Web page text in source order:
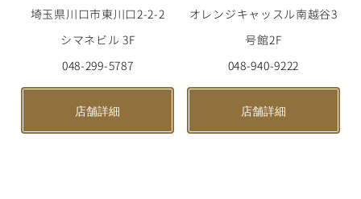
埼玉県川口市東川口2-2-2
シマネビル 3F
048-299-5787
店舗詳細
オレンジキャッスル南越谷3
号館2F
048-940-9222
店舗詳細